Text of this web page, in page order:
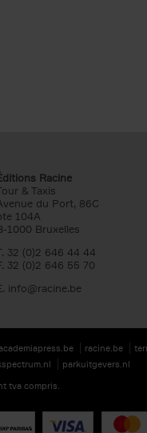
Racine
& Taxis
du Port, 86C
104A
1000 Bruxelles
32 (0)2 646 44 44
32 (0)2 646 55 70
info@racine.be
racine.be
parkuitgevers.nl
tva compris.